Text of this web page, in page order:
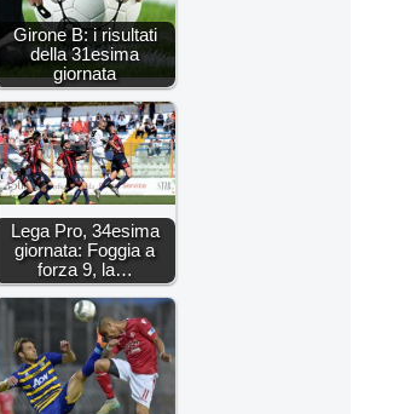
Girone B: i risultati
della 31esima
giornata
Lega Pro, 34esima
giornata: Foggia a
forza 9, la…